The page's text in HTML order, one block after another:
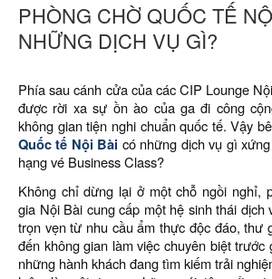
PHÒNG CHỜ QUỐC TẾ
NHỮNG DỊCH VỤ GÌ?
Phía sau cánh cửa của các CIP Lounge
được rời xa sự ồn ào của ga đi công
không gian tiện nghi chuẩn quốc tế. Vậy
Quốc tế Nội Bài có những dịch vụ gì
hạng vé Business Class?
Không chỉ dừng lại ở một chỗ ngồi nghỉ,
gia Nội Bài cung cấp một hệ sinh thái dịch
trọn vẹn từ nhu cầu ẩm thực độc đáo, thư
đến không gian làm việc chuyên biệt
những hành khách đang tìm kiếm trải